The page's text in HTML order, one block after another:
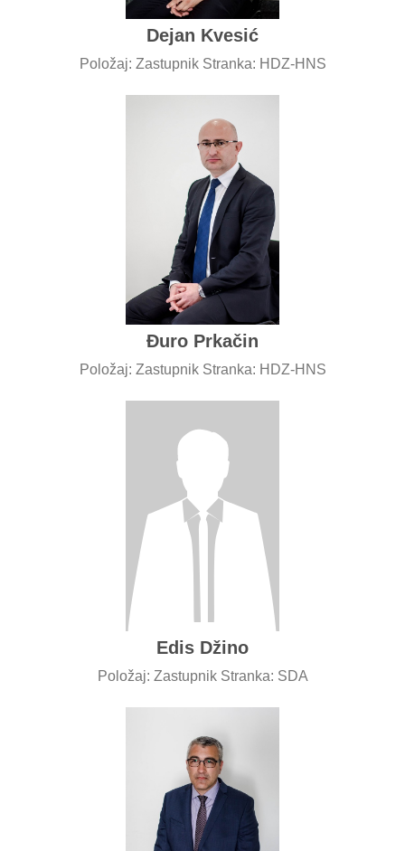
Dejan Kvesić
Položaj: Zastupnik Stranka: HDZ-HNS
Đuro Prkačin
Položaj: Zastupnik Stranka: HDZ-HNS
Edis Džino
Položaj: Zastupnik Stranka: SDA